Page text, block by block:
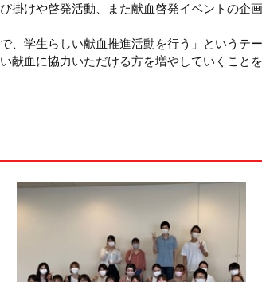
掛けや啓発活動、また献血啓発イベントの企画
、学生らしい献血推進活動を行う」というテー
献血に協力いただける方を増やしていくことを